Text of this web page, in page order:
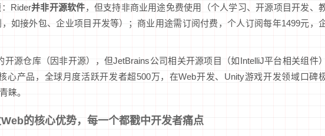
Rider并非开源软件，但支持非商业用途免费使用（个人学习、开源项目开发、
如接外包、企业项目开发等）；商业用途需订阅付费，个人订阅每年1499元，
源仓库（因非开源），但JetBrains公司相关开源项目（如IntelliJ平台相关组件）
心产品，全球月度活跃开发者超500万，在Web开发、Unity游戏开发领域口碑
睐。
的核心优势，每一个都戳中开发者痛点